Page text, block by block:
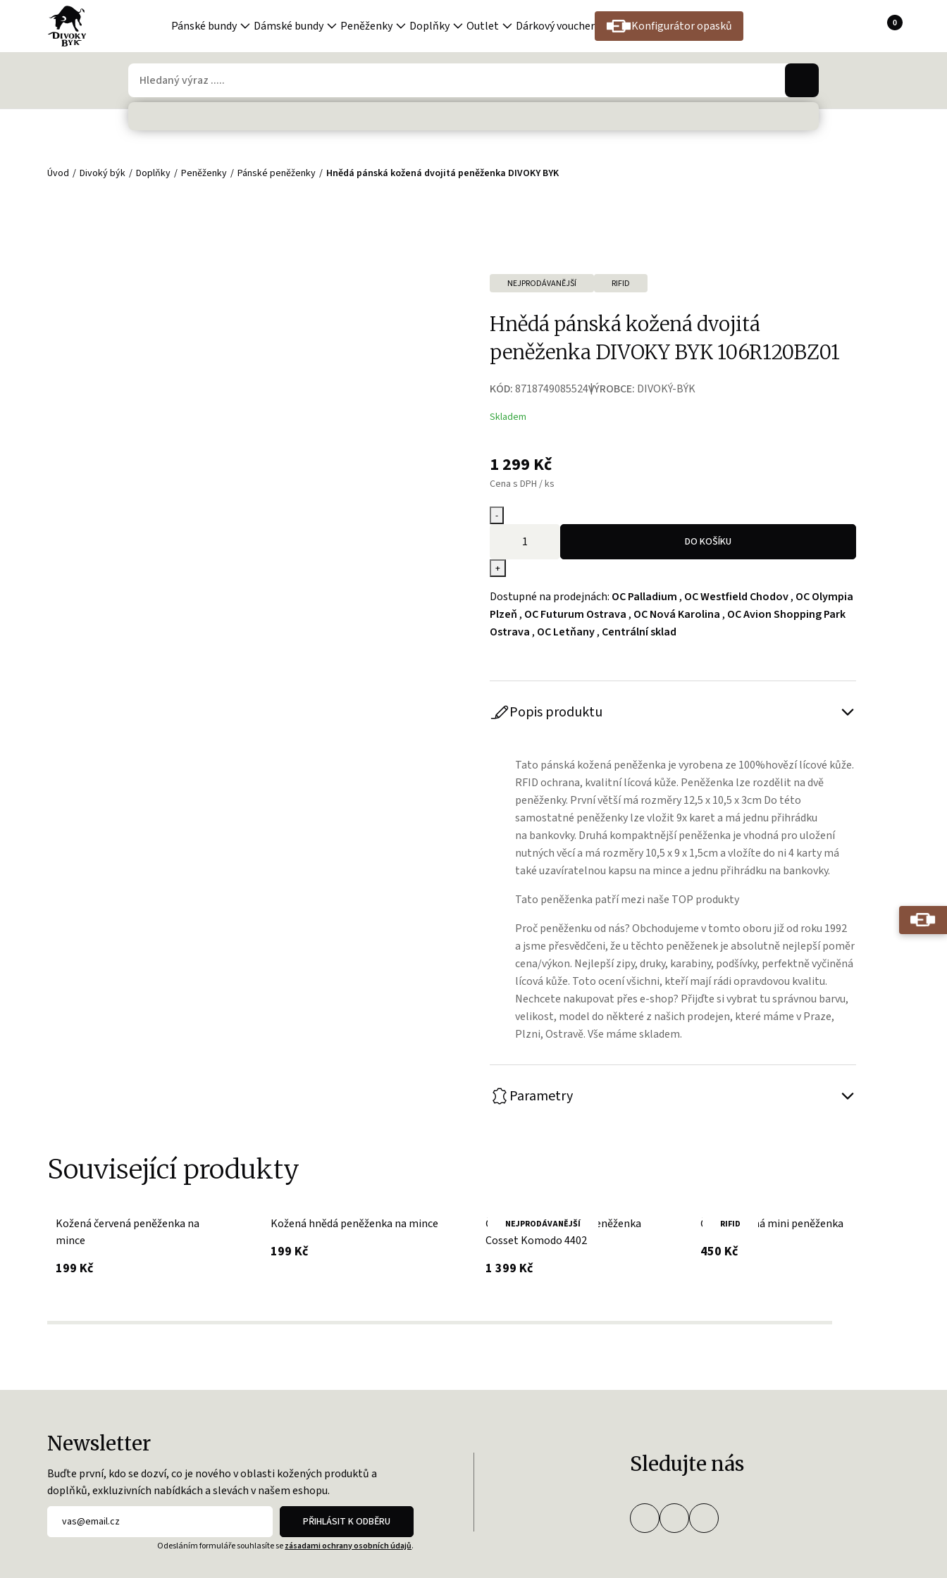
Pánské bundy Dámské bundy Peněženky Doplňky Outlet Dárkový voucher Konfigurátor opasků 0
Úvod Divoký býk Doplňky Peněženky Pánské peněženky Hnědá pánská kožená dvojitá peněženka DIVOKY BYK
NEJPRODÁVANĚJŠÍ RIFID
Hnědá pánská kožená dvojitá
peněženka DIVOKY BYK 106R120BZ01
KÓD:8718749085524VÝROBCE: DIVOKÝ-BÝK
Skladem
1 299 Kč
Cena s DPH / ks
-
+
DO KOŠÍKU
Dostupné na prodejnách: OC Palladium , OC Westfield Chodov, OC Olympia
Plzeň , OC Futurum Ostrava , OC Nová Karolina , OC Avion Shopping Park
Ostrava , OC Letňany, Centrální sklad
Popis produktu
Play
Tato pánská kožená peněženka je vyrobena ze 100%hovězí lícové kůže.
RFID ochrana, kvalitní lícová kůže. Peněženka lze rozdělit na dvě
peněženky. První větší má rozměry 12,5 x 10,5 x 3cm Do této
samostatné peněženky lze vložit 9x karet a má jednu přihrádku
na bankovky. Druhá kompaktnější peněženka je vhodná pro uložení
nutných věcí a má rozměry 10,5 x 9 x 1,5cm a vložíte do ni 4 karty má
také uzavíratelnou kapsu na mince a jednu přihrádku na bankovky.
Tato peněženka patří mezi naše TOP produkty
Proč peněženku od nás? Obchodujeme v tomto oboru již od roku 1992
a jsme přesvědčeni, že u těchto peněženek je absolutně nejlepší poměr
cena/výkon. Nejlepší zipy, druky, karabiny, podšívky, perfektně vyčiněná
lícová kůže. Toto ocení všichni, kteří mají rádi opravdovou kvalitu.
Nechcete nakupovat přes e-shop? Přijďte si vybrat tu správnou barvu,
velikost, model do některé z našich prodejen, které máme v Praze,
Plzni, Ostravě. Vše máme skladem.
Parametry
Související produkty
Kožená červená peněženka na
mince
199 Kčs DPH
Kožená hnědá peněženka na mince
199 Kčs DPH
NEJPRODÁVANĚJŠÍ
Černá kožená pánská peněženka
Cosset Komodo 4402
1 399 Kčs DPH
RIFID
Černá kožená mini peněženka
450 Kčs DPH
Newsletter
Buďte první, kdo se dozví, co je nového v oblasti kožených produktů a
doplňků, exkluzivních nabídkách a slevách v našem eshopu.
PŘIHLÁSIT K ODBĚRU
Odesláním formuláře souhlasíte sezásadami ochrany osobních údajů.
Sledujte nás